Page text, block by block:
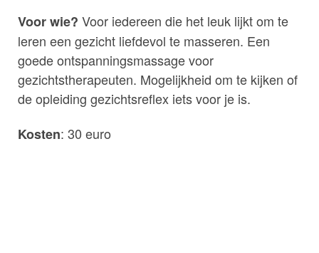
Voor wie? Voor iedereen die het leuk lijkt om te
leren een gezicht liefdevol te masseren. Een
goede ontspanningsmassage voor
gezichtstherapeuten. Mogelijkheid om te kijken of
de opleiding gezichtsreflex iets voor je is.
Kosten: 30 euro